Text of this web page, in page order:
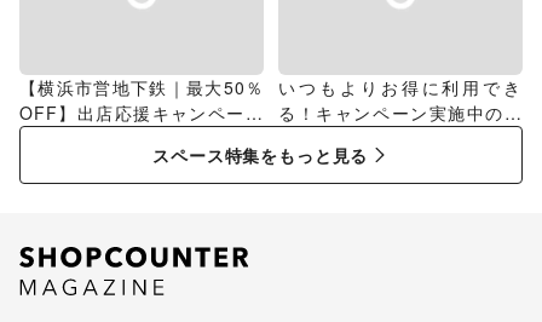
【横浜市営地下鉄｜最大50％
OFF】出店応援キャンペーン
特集
いつもよりお得に利用でき
る！キャンペーン実施中のス
スペース特集をもっと見る